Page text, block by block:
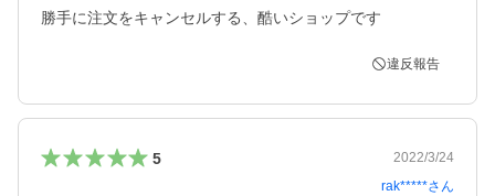
勝手に注文をキャンセルする、酷いショップです
違反報告
5
2022/3/24
rak*****さん